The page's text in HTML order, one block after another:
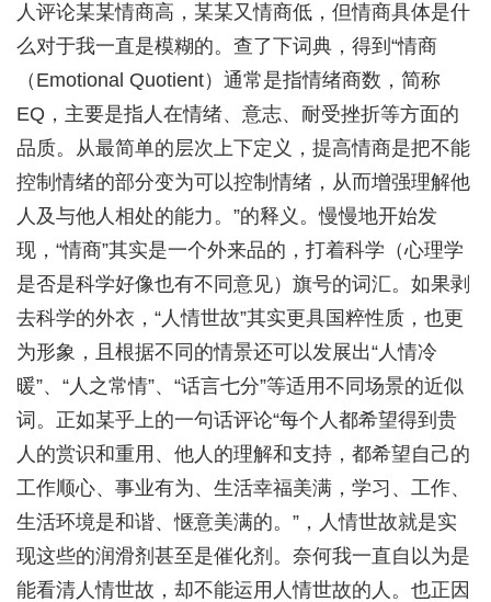
人评论某某情商高，某某又情商低，但情商具体是什
么对于我一直是模糊的。查了下词典，得到“情商
（Emotional Quotient）通常是指情绪商数，简称
EQ，主要是指人在情绪、意志、耐受挫折等方面的
品质。从最简单的层次上下定义，提高情商是把不能
控制情绪的部分变为可以控制情绪，从而增强理解他
人及与他人相处的能力。”的释义。慢慢地开始发
现，“情商”其实是一个外来品的，打着科学（心理学
是否是科学好像也有不同意见）旗号的词汇。如果剥
去科学的外衣，“人情世故”其实更具国粹性质，也更
为形象，且根据不同的情景还可以发展出“人情冷
暖”、“人之常情”、“话言七分”等适用不同场景的近似
词。正如某乎上的一句话评论“每个人都希望得到贵
人的赏识和重用、他人的理解和支持，都希望自己的
工作顺心、事业有为、生活幸福美满，学习、工作、
生活环境是和谐、惬意美满的。”，人情世故就是实
现这些的润滑剂甚至是催化剂。奈何我一直自以为是
能看清人情世故，却不能运用人情世故的人。也正因